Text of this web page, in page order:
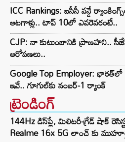
ICC Rankings: ఐసీసీ వన్డే
ఆటగాళ్లు.. టాప్ 10లో ఎవరెవరంటే..
CJP: నా కుటుంబానికి ప్రాణహని..
ఆరోపణలు..
Google Top Employer:
ఇవే.. గూగుల్‌కు నంబర్-1 ర్యాంక్
ట్రెండింగ్‌
144Hz డిస్‌ప్లే, మిలిటరీ-గ్రేడ్ షాక్
Realme 16x 5G లాంచ్ కు